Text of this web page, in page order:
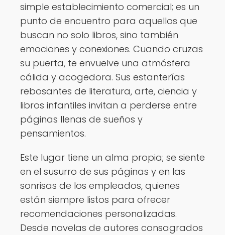
simple establecimiento comercial; es un
punto de encuentro para aquellos que
buscan no solo libros, sino también
emociones y conexiones. Cuando cruzas
su puerta, te envuelve una atmósfera
cálida y acogedora. Sus estanterías
rebosantes de literatura, arte, ciencia y
libros infantiles invitan a perderse entre
páginas llenas de sueños y
pensamientos.
Este lugar tiene un alma propia; se siente
en el susurro de sus páginas y en las
sonrisas de los empleados, quienes
están siempre listos para ofrecer
recomendaciones personalizadas.
Desde novelas de autores consagrados